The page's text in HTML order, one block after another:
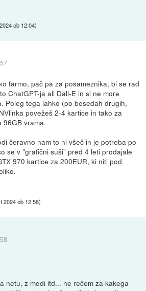
ob 12:04)
farmo, pač pa za posameznika, bi se rad
ChatGPT-ja ali Dall-E in si ne more
Poleg tega lahko (po besedah drugih,
povežeš 2-4 kartice in tako za
96GB vrama.
čeravno nam to ni všeč in je potreba po
se v "grafični suši" pred 4 leti prodajale
970 kartice za 200EUR, ki niti pod
2024 ob 12:58)
netu, z modi itd... ne rečem za kakega